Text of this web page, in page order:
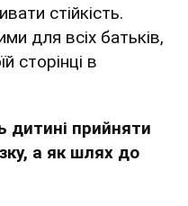
стійкість.
для всіх батьків,
сторінці в
дитині прийняти
а як шлях до